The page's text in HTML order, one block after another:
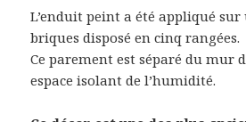
L’enduit peint a été appliqué
briques disposé en cinq rangées.
Ce parement est séparé du mur
espace isolant de l’humidité.